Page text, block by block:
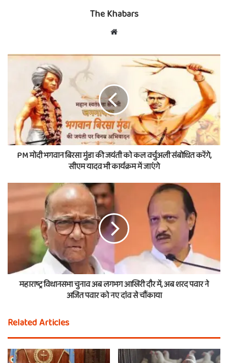
The Khabars
Website
PM मोदी भगवान बिरसा मुंडा की जयंती को कल वर्चुअली संबोधित करेंगे,
सीएम यादव भी कार्यक्रम में जाएंगे
महाराष्ट्र विधानसभा चुनाव अब लगभग आखिरी दौर में, अब शरद पवार ने
अजित पवार को नए दांव से चौंकाया
Related Articles